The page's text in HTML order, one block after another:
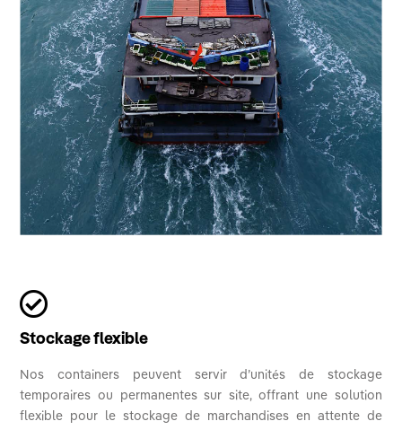

Stockage flexible
Nos containers peuvent servir d’unités de stockage
temporaires ou permanentes sur site, offrant une solution
flexible pour le stockage de marchandises en attente de